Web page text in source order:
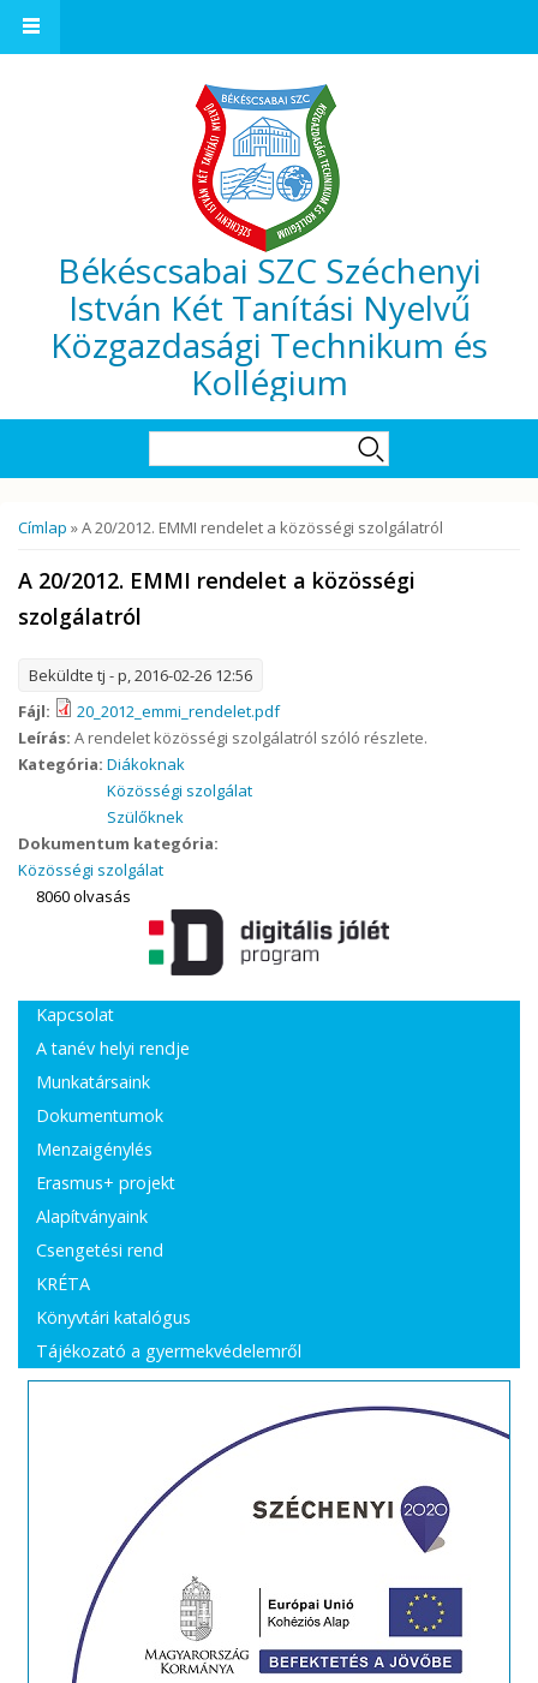
Békéscsabai SZC Széchenyi
István Két Tanítási Nyelvű
Közgazdasági Technikum és
Kollégium
Jelenlegi hely
Címlap » A 20/2012. EMMI rendelet a közösségi szolgálatról
A 20/2012. EMMI rendelet a közösségi
szolgálatról
Beküldte tj - p, 2016-02-26 12:56
Fájl:
20_2012_emmi_rendelet.pdf
Leírás: A rendelet közösségi szolgálatról szóló részlete.
Kategória: Diákoknak
Közösségi szolgálat
Szülőknek
Dokumentum kategória:
Közösségi szolgálat
8060 olvasás
Kapcsolat
A tanév helyi rendje
Munkatársaink
Dokumentumok
Menzaigénylés
Erasmus+ projekt
Alapítványaink
Csengetési rend
KRÉTA
Könyvtári katalógus
Tájékozató a gyermekvédelemről